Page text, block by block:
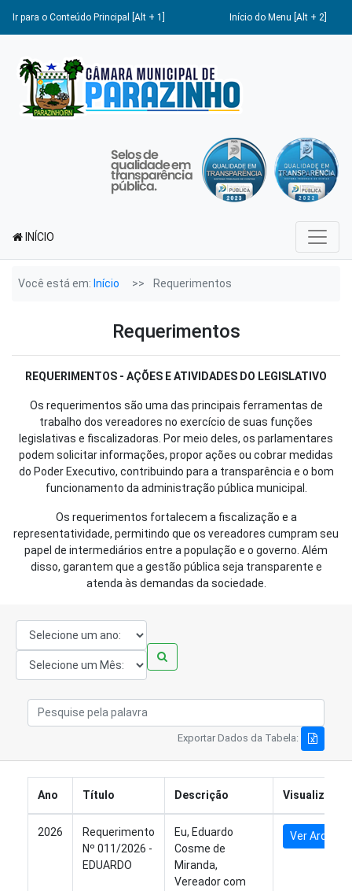
Ir para o Conteúdo Principal [Alt + 1] Início do Menu [Alt + 2]
INÍCIO
Você está em: Início Requerimentos
Requerimentos
REQUERIMENTOS - AÇÕES E ATIVIDADES DO LEGISLATIVO
Os requerimentos são uma das principais ferramentas de
trabalho dos vereadores no exercício de suas funções
legislativas e fiscalizadoras. Por meio deles, os parlamentares
podem solicitar informações, propor ações ou cobrar medidas
do Poder Executivo, contribuindo para a transparência e o bom
funcionamento da administração pública municipal.
Os requerimentos fortalecem a fiscalização e a
representatividade, permitindo que os vereadores cumpram seu
papel de intermediários entre a população e o governo. Além
disso, garantem que a gestão pública seja transparente e
atenda às demandas da sociedade.
Exportar Dados da Tabela:
Ano Título Descrição Visualizar
2026
Requerimento
Nº 011/2026 -
EDUARDO
Eu, Eduardo
Cosme de
Miranda,
Vereador com
Ver Arquivo